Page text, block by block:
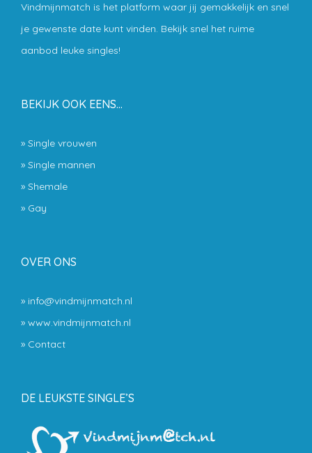
Vindmijnmatch is het platform waar jij gemakkelijk en snel
je gewenste date kunt vinden. Bekijk snel het ruime
aanbod leuke singles!
BEKIJK OOK EENS…
» Single vrouwen
» Single mannen
» Shemale
» Gay
OVER ONS
» info@vindmijnmatch.nl
» www.vindmijnmatch.nl
» Contact
DE LEUKSTE SINGLE’S